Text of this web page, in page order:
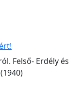
Felső- Erdély és